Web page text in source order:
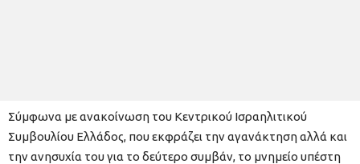
Σύμφωνα με ανακοίνωση του Κεντρικού Ισραηλιτικού
Συμβουλίου Ελλάδος, που εκφράζει την αγανάκτηση αλλά και
την ανησυχία του για το δεύτερο συμβάν, το μνημείο υπέστη